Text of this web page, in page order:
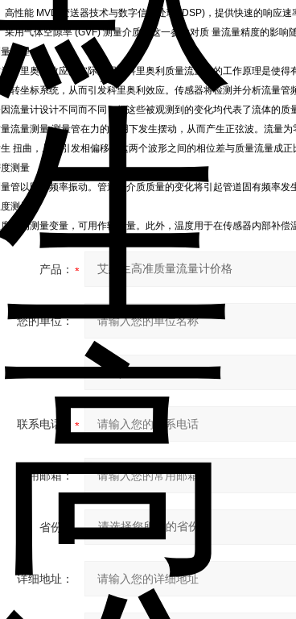
高性能 MVD 变送器技术与数字信号处理 (DSP)，提供快速的响应
采用气体空隙率 (GVF) 测量介质。这一参数对质 量流量精度的影响
原理
科里奥利效应的实际应用，科里奥利质量流量计的工作原理是使
转坐标系统，从而引发科里奥利效应。传感器将检测并分析流量
流量计设计不同而不同，但这些被观测到的变化均代表了流体的质
流量测量 测量管在力的作用下发生摆动，从而产生正弦波。流量
扭曲，从而引发相偏移。这两个波形之间的相位差与质量流量成正
测量
管以固有频率振动。管道内介质质量的变化将引起管道固有频率发
测量
作为测量变量，可用作输出量。此外，温度用于在传感器内部补偿
产品：
您的单位：
联系电话：
常用邮箱：
省份：
详细地址：